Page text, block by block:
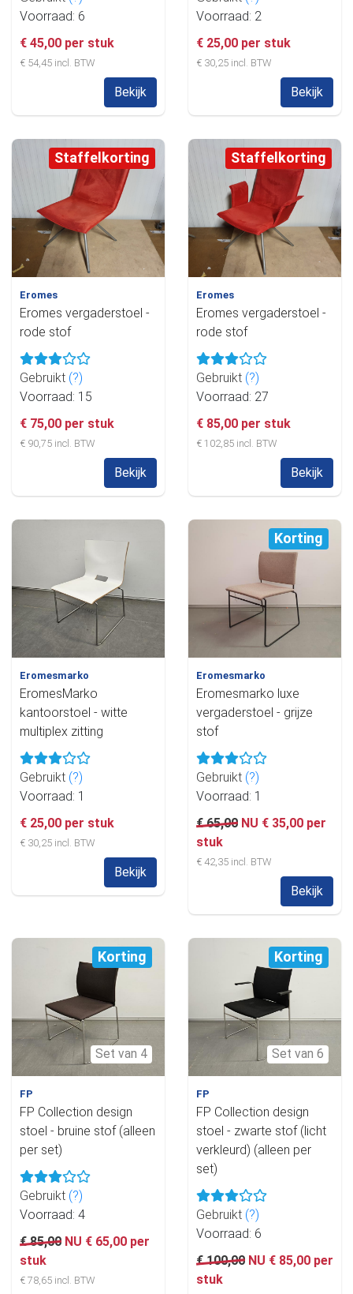
Voorraad: 6
€ 45,00 per stuk
€ 54,45 incl. BTW
Bekijk
Voorraad: 2
€ 25,00 per stuk
€ 30,25 incl. BTW
Bekijk
Staffelkorting
Eromes
Eromes vergaderstoel -
rode stof
Gebruikt (?)
Voorraad: 15
€ 75,00 per stuk
€ 90,75 incl. BTW
Bekijk
Staffelkorting
Eromes
Eromes vergaderstoel -
rode stof
Gebruikt (?)
Voorraad: 27
€ 85,00 per stuk
€ 102,85 incl. BTW
Bekijk
Eromesmarko
EromesMarko
kantoorstoel - witte
multiplex zitting
Gebruikt (?)
Voorraad: 1
€ 25,00 per stuk
€ 30,25 incl. BTW
Bekijk
Korting
Eromesmarko
Eromesmarko luxe
vergaderstoel - grijze
stof
Gebruikt (?)
Voorraad: 1
€ 65,00 NU € 35,00 per
stuk
€ 42,35 incl. BTW
Bekijk
Korting
Set van 4
FP
FP Collection design
stoel - bruine stof (alleen
per set)
Gebruikt (?)
Voorraad: 4
€ 85,00 NU € 65,00 per
stuk
€ 78,65 incl. BTW
Korting
Set van 6
FP
FP Collection design
stoel - zwarte stof (licht
verkleurd) (alleen per
set)
Gebruikt (?)
Voorraad: 6
€ 100,00 NU € 85,00 per
stuk